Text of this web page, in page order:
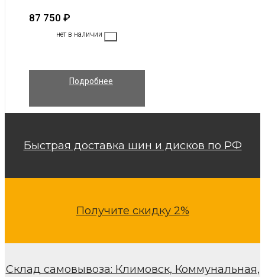
87 750 ₽
нет в наличии
Подробнее
Быстрая доставка шин и дисков по РФ
Получите скидку 2%
Склад самовывоза: Климовск, Коммунальная,